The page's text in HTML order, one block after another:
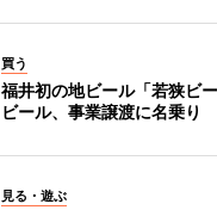
買う
福井初の地ビール「若狭ビ
ビール、事業譲渡に名乗り
見る・遊ぶ